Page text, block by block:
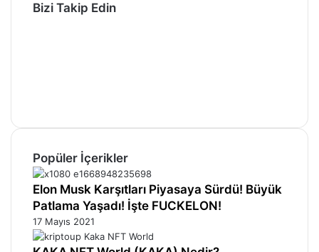
Bizi Takip Edin
Popüler İçerikler
Elon Musk Karşıtları Piyasaya Sürdü! Büyük
Patlama Yaşadı! İşte FUCKELON!
17 Mayıs 2021